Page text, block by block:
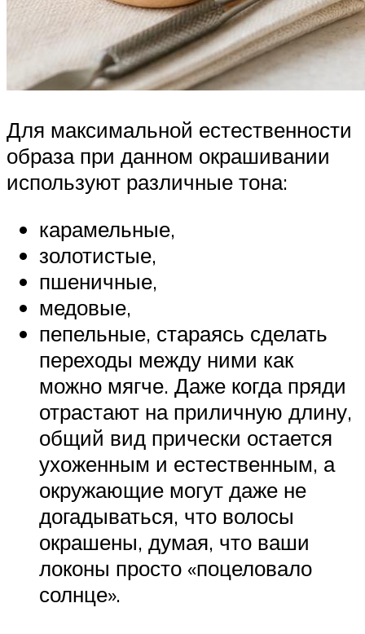
Для максимальной естественности
образа при данном окрашивании
используют различные тона:
карамельные,
золотистые,
пшеничные,
медовые,
пепельные, стараясь сделать
переходы между ними как
можно мягче. Даже когда пряди
отрастают на приличную длину,
общий вид прически остается
ухоженным и естественным, а
окружающие могут даже не
догадываться, что волосы
окрашены, думая, что ваши
локоны просто «поцеловало
солнце».